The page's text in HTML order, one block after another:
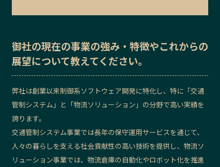
御社の現在の事業の強み・特徴やこれからの
展望について教えてください。
弊社は創業以来制御系ソフトウェア開発に特化し、特に「交通
管制システム」と「物流ソリューション」の分野で高い実績を
誇ります。
交通管制システム事業では長年の保守運用サービスを通じて、
人々の暮らしを支える社会貢献性の高い技術を提供し、物流ソ
リューション事業では、物流倉庫の自動化やロボット化を推進